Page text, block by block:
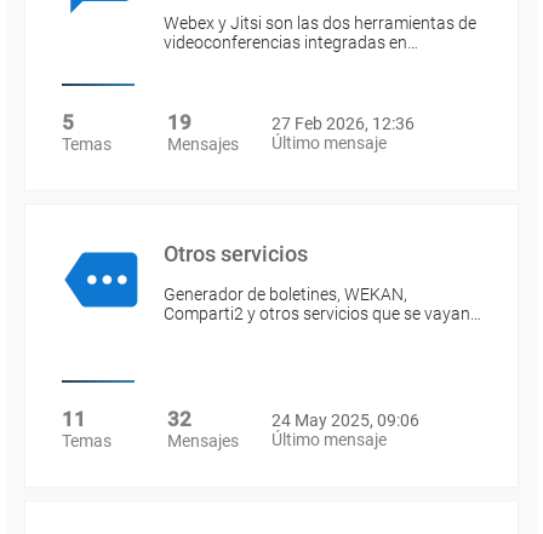
Webex y Jitsi son las dos herramientas de
videoconferencias integradas en…
5
Temas
19
Mensajes
27 Feb 2026, 12:36
Último mensaje
Otros servicios
Generador de boletines, WEKAN,
Comparti2 y otros servicios que se vayan…
11
Temas
32
Mensajes
24 May 2025, 09:06
Último mensaje